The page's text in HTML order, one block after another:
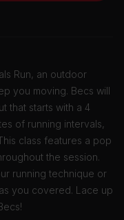
Run, an outdoor
you moving. Becs will
that starts with a 4
of running intervals,
class features a pop
the session.
running technique or
you covered. Lace up